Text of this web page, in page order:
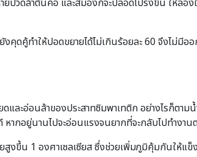
วดล้าต้นคอ และสมองก็จะปลอดโปร่งขึ้น ให้ลอง
ดคู้ทำให้ปอดขยายได้ไม่เกินร้อยละ 60 จึงไม่มีอ
ละอ่อนล้าของประสาทซิมพาเทติก อย่างไรก็ตา
ากอยู่นานไปจะอ่อนแรงจนยากที่จะกลับไปทำงาน
สูงขึ้น 1 องศาเซลเซียส ซึ่งช่วยเพิ่มภูมิคุ้มกันให้